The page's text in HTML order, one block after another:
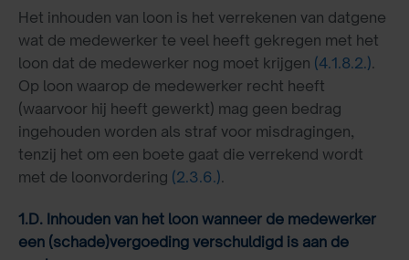
Het inhouden van loon is het verrekenen van datgene
wat de medewerker te veel heeft gekregen met het
loon dat de medewerker nog moet krijgen (4.1.8.2.).
Op loon waarop de medewerker recht heeft
(waarvoor hij heeft gewerkt) mag geen bedrag
ingehouden worden als straf voor misdragingen,
tenzij het om een boete gaat die verrekend wordt
met de loonvordering (2.3.6.).
1.D. Inhouden van het loon wanneer de medewerker
een (schade)vergoeding verschuldigd is aan de